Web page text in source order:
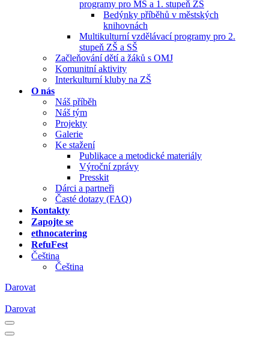
programy pro MŠ a 1. stupeň ZŠ
Bedýnky příběhů v městských
knihovnách
Multikulturní vzdělávací programy pro 2.
stupeň ZŠ a SŠ
Začleňování dětí a žáků s OMJ
Komunitní aktivity
Interkulturní kluby na ZŠ
O nás
Náš příběh
Náš tým
Projekty
Galerie
Ke stažení
Publikace a metodické materiály
Výroční zprávy
Presskit
Dárci a partneři
Časté dotazy (FAQ)
Kontakty
Zapojte se
ethnocatering
RefuFest
Čeština
Čeština
Darovat
Darovat
Navigační
menu
Navigační